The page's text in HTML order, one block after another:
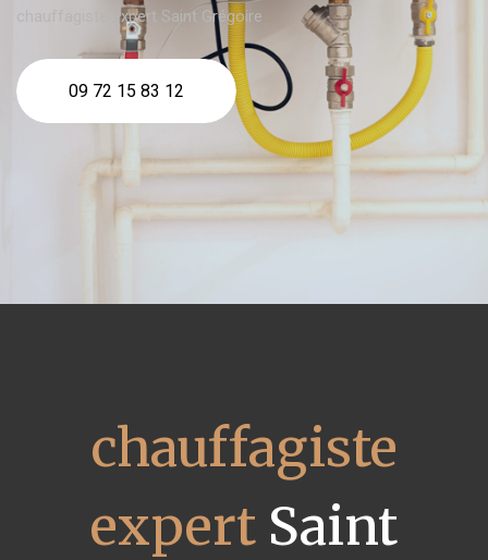
chauffagiste expert Saint Grégoire
09 72 15 83 12
chauffagiste
expertSaint